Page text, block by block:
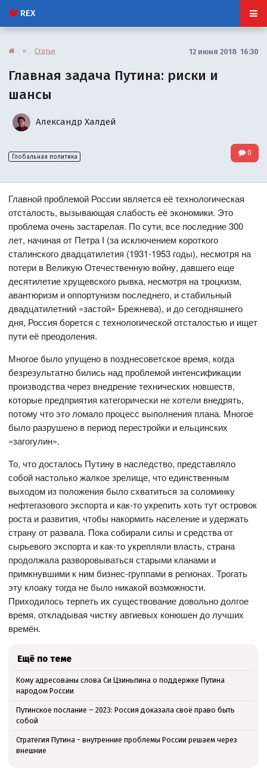
REX
» Статьи 12 июня 2018 16:30
Главная задача Путина: риски и
шансы
Александр Халдей
Глобальная политика 0
Главной проблемой России является её технологическая
отсталость, вызывающая слабость её экономики. Это
проблема очень застарелая. По сути, все последние 300
лет, начиная от Петра I (за исключением короткого
сталинского двадцатилетия (1931-1953 годы), несмотря на
потери в Великую Отечественную войну, давшего еще
десятилетие хрущевского рывка, несмотря на троцкизм,
авантюризм и оппортунизм последнего, и стабильный
двадцатилетний «застой» Брежнева), и до сегодняшнего
дня, Россия борется с технологической отсталостью и ищет
пути её преодоления.
Многое было упущено в позднесоветское время, когда
безрезультатно бились над проблемой интенсификации
производства через внедрение технических новшеств,
которые предприятия категорически не хотели внедрять,
потому что это ломало процесс выполнения плана. Многое
было разрушено в период перестройки и ельцинских
«загогулин».
То, что досталось Путину в наследство, представляло
собой настолько жалкое зрелище, что единственным
выходом из положения было схватиться за соломинку
нефтегазового экспорта и как-то укрепить хоть тут островок
роста и развития, чтобы накормить население и удержать
страну от развала. Пока собирали силы и средства от
сырьевого экспорта и как-то укрепляли власть, страна
продолжала разворовываться старыми кланами и
примкнувшими к ним бизнес-группами в регионах. Трогать
эту клоаку тогда не было никакой возможности.
Приходилось терпеть их существование довольно долгое
время, откладывая чистку авгиевых конюшен до лучших
времён.
Ещё по теме
Кому адресованы слова Си Цзиньпина о поддержке Путина
народом России
Путинское послание – 2023: Россия доказала своё право быть
собой
Стратегия Путина - внутренние проблемы России решаем через
внешние